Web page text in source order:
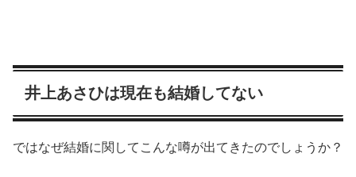
井上あさひは現在も結婚してない
ではなぜ結婚に関してこんな噂が出てきたのでしょうか？